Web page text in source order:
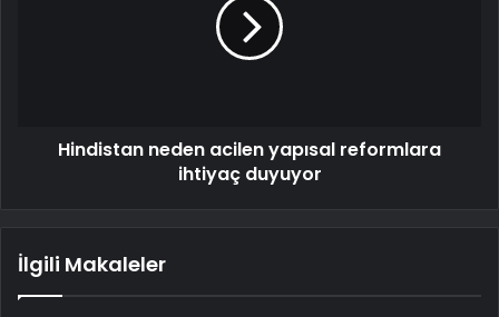
Hindistan neden acilen yapısal reformlara
ihtiyaç duyuyor
İlgili Makaleler